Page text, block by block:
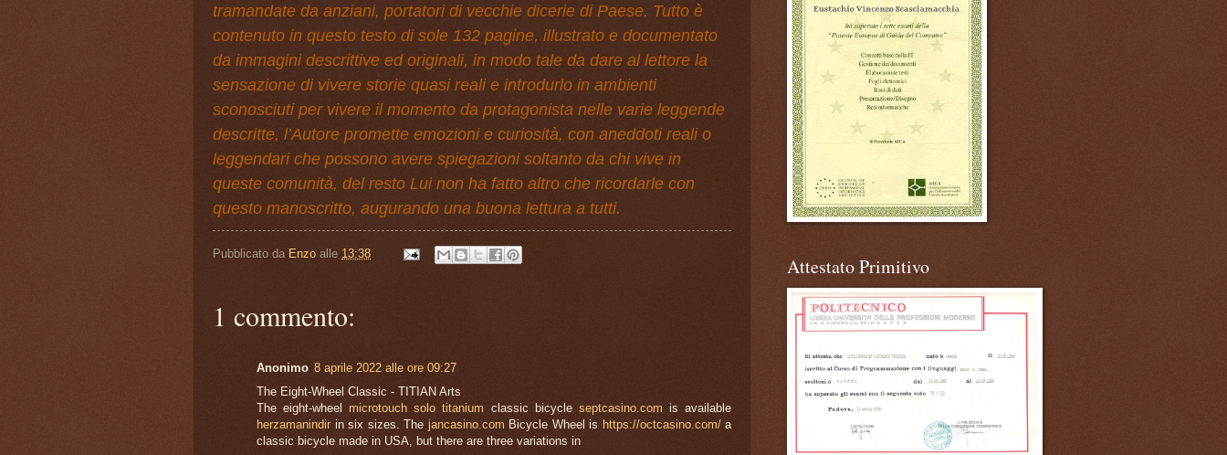
tramandate da anziani, portatori di vecchie dicerie di Paese. Tutto è
contenuto in questo testo di sole 132 pagine, illustrato e documentato
da immagini descrittive ed originali, in modo tale da dare al lettore la
sensazione di vivere storie quasi reali e introdurlo in ambienti
sconosciuti per vivere il momento da protagonista nelle varie leggende
descritte, l’Autore promette emozioni e curiosità, con aneddoti reali o
leggendari che possono avere spiegazioni soltanto da chi vive in
queste comunità, del resto Lui non ha fatto altro che ricordarle con
questo manoscritto, augurando una buona lettura a tutti.
Pubblicato da Enzo alle 13:38
1 commento:
Anonimo 8 aprile 2022 alle ore 09:27
The Eight-Wheel Classic - TITIAN Arts
The eight-wheel microtouch solo titanium classic bicycle septcasino.com is available
herzamanindir in six sizes. The jancasino.com Bicycle Wheel is https://octcasino.com/a
classic bicycle made in USA, but there are three variations in
Attestato Primitivo